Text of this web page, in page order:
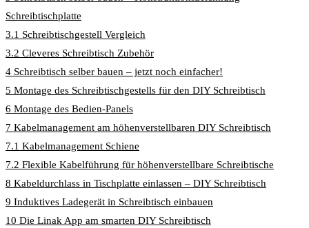
Schreibtischplatte
3.1 Schreibtischgestell Vergleich
3.2 Cleveres Schreibtisch Zubehör
4 Schreibtisch selber bauen – jetzt noch einfacher!
5 Montage des Schreibtischgestells für den DIY Schreibtisch
6 Montage des Bedien-Panels
7 Kabelmanagement am höhenverstellbaren DIY Schreibtisch
7.1 Kabelmanagement Schiene
7.2 Flexible Kabelführung für höhenverstellbare Schreibtische
8 Kabeldurchlass in Tischplatte einlassen – DIY Schreibtisch
9 Induktives Ladegerät in Schreibtisch einbauen
10 Die Linak App am smarten DIY Schreibtisch